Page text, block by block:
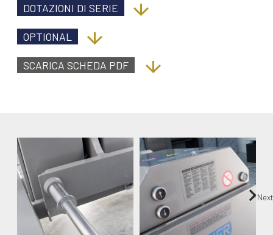
DOTAZIONI DI SERIE
OPTIONAL
SCARICA SCHEDA PDF
Next